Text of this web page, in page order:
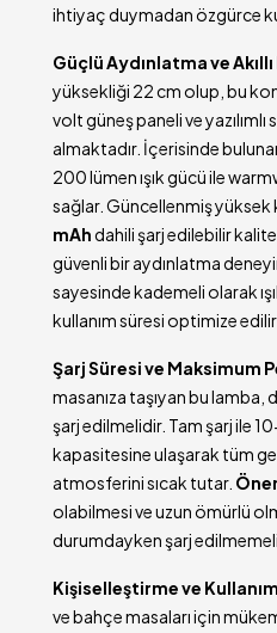
ihtiyaç duymadan özgürce
Güçlü Aydınlatma ve
yüksekliği 22 cm olup, bu
volt güneş paneli ve
almaktadır. İçerisinde
200 lümen ışık gücü ile
sağlar. Güncellenmiş yüksek
mAhdahili şarj edilebilir
güvenli bir aydınlatma
sayesinde kademeli olarak
kullanım süresi optimize edilir.
Şarj Süresi ve Maksimum
masanıza taşıyan bu lamba,
şarj edilmelidir. Tam şarj ile
kapasitesine ulaşarak tüm
atmosferini sıcak tutar.
olabilmesi ve uzun ömürlü
durumdayken şarj
Kişiselleştirme ve
ve bahçe masaları için